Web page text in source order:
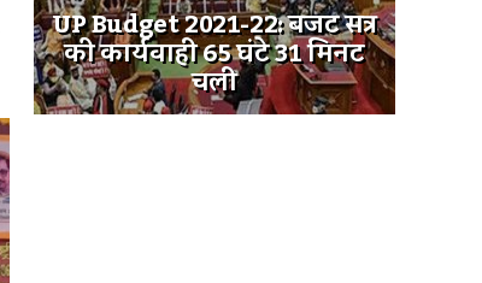
UP Budget 2021-22: बजट सत्र
की कार्यवाही 65 घंटे 31 मिनट
चली